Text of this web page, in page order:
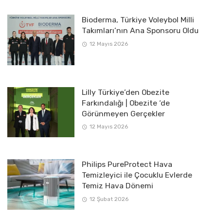
Bioderma, Türkiye Voleybol Milli
Takımları’nın Ana Sponsoru Oldu
12 Mayıs 2026
Lilly Türkiye’den Obezite
Farkındalığı | Obezite ‘de
Görünmeyen Gerçekler
12 Mayıs 2026
Philips PureProtect Hava
Temizleyici ile Çocuklu Evlerde
Temiz Hava Dönemi
12 Şubat 2026